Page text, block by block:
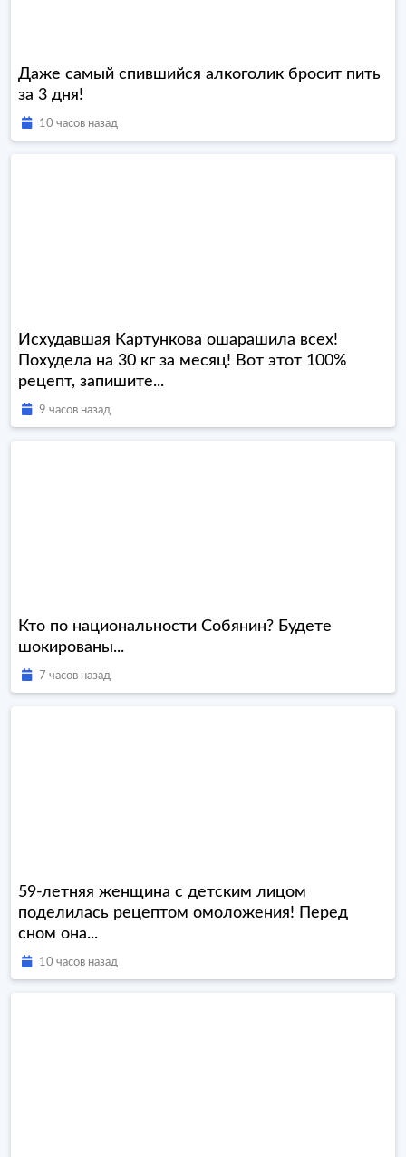
Даже самый спившийся алкоголик бросит пить
за 3 дня!
10 часов назад
Исхудавшая Картункова ошарашила всех!
Похудела на 30 кг за месяц! Вот этот 100%
рецепт, запишите...
9 часов назад
Кто по национальности Собянин? Будете
шокированы...
7 часов назад
59-летняя женщина с детским лицом
поделилась рецептом омоложения! Перед
сном она...
10 часов назад